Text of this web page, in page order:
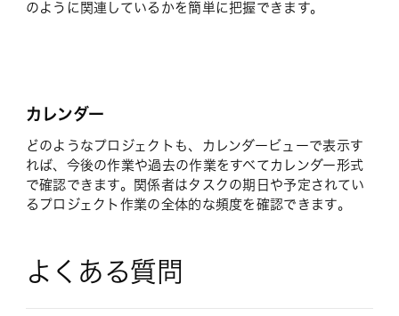
のように関連しているかを簡単に把握できます。
カレンダー
どのようなプロジェクトも、カレンダービューで表示す
れば、今後の作業や過去の作業をすべてカレンダー形式
で確認できます。関係者はタスクの期日や予定されてい
るプロジェクト作業の全体的な頻度を確認できます。
よくある質問